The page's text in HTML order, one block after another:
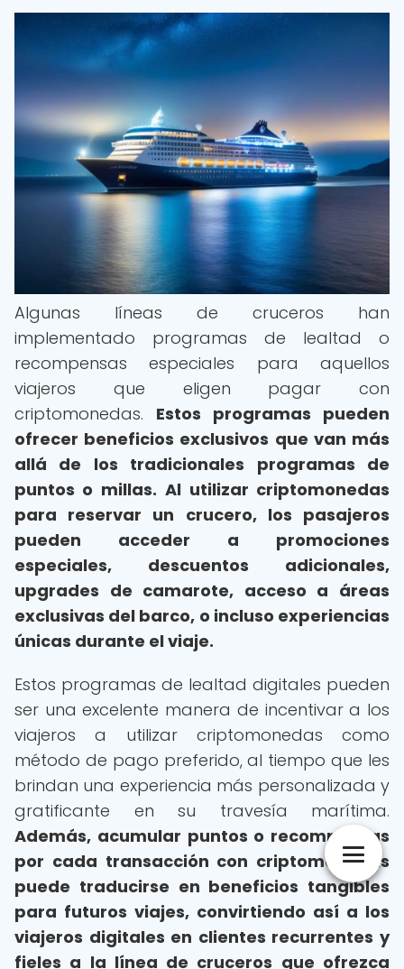
Algunas líneas de cruceros han
implementado programas de lealtad o
recompensas especiales para aquellos
viajeros que eligen pagar con
criptomonedas. Estos programas pueden
ofrecer beneficios exclusivos que van más
allá de los tradicionales programas de
puntos o millas. Al utilizar criptomonedas
para reservar un crucero, los pasajeros
pueden acceder a promociones
especiales, descuentos adicionales,
upgrades de camarote, acceso a áreas
exclusivas del barco, o incluso experiencias
únicas durante el viaje.
Estos programas de lealtad digitales pueden
ser una excelente manera de incentivar a los
viajeros a utilizar criptomonedas como
método de pago preferido, al tiempo que les
brindan una experiencia más personalizada y
gratificante en su travesía marítima.
Además, acumular puntos o recompensas
por cada transacción con criptomonedas
puede traducirse en beneficios tangibles
para futuros viajes, convirtiendo así a los
viajeros digitales en clientes recurrentes y
fieles a la línea de cruceros que ofrezca